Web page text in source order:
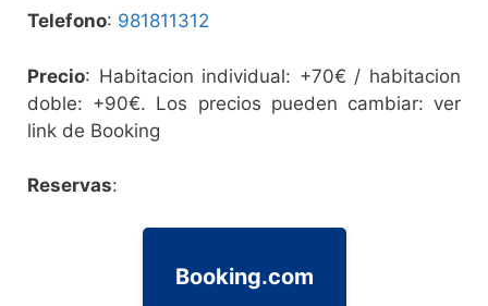
Telefono: 981811312
Precio: Habitacion individual: +70€ / habitacion
doble: +90€. Los precios pueden cambiar: ver
link de Booking
Reservas:
Booking.com